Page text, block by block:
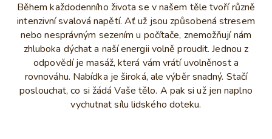
Během každodenního života se v našem těle tvoří různě
intenzivní svalová napětí. Ať už jsou způsobená stresem
nebo nesprávným sezením u počítače, znemožňují nám
zhluboka dýchat a naší energii volně proudit. Jednou z
odpovědí je masáž, která vám vrátí uvolněnost a
rovnováhu. Nabídka je široká, ale výběr snadný. Stačí
poslouchat, co si žádá Vaše tělo. A pak si už jen naplno
vychutnat sílu lidského doteku.